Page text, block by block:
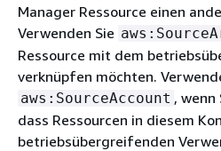
Manager Ressource einen
Verwenden Sie
Ressource mit dem
verknüpfen möchten.
aws:SourceAccount , wenn
dass Ressourcen in diesem
betriebsübergreifenden